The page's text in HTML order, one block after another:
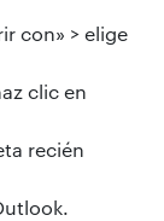
con» > elige
clic en
recién